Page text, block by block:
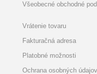
Všeobecné obchodné
Vrátenie tovaru
Fakturačná adresa
Platobné možnosti
Ochrana osobných